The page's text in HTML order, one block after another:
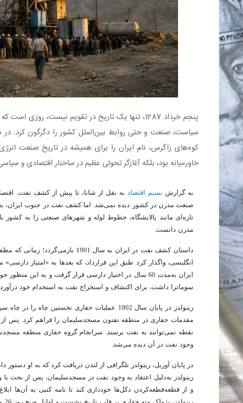
پنجم خرداد 1287، تنها یک تاریخ در تقویم نیست،
سیاست، صنعت و حتی روابط بین‌الملل کشور را دگرگون کرد.
کوه‌های زاگرس، نام ایران را برای همیشه در تاریخ صنعت
خاورمیانه بود، بلکه آغازگر تحولی عظیم در ساختار اقتصادی و
به گزارش نسیم اقتصاد به نقل از شانا، تا پیش از کشف نفت،
صنعت مدرن در کشور دیده نمی‌شد. اما کشف نفت در جنوب ایران،
تازه‌ای مانند پالایشگاه، خطوط لوله و شهرهای صنعتی را به کشور
مدرن دانست.
داستان کشف نفت در ایران به سال
انگلیسی، واگذار کرد. طبق این قرارداد، که بعدها به «امتیاز
ایران به‌مدت 60 سال در اختیار دارسی قرار گرفت و به این
سوماترا داشت، برای اکتشاف و استخراج نفت به استخدام خود
رینولدز در پایان سال 1902 عملیات حفاری
مقدمات حفاری در منطقه نفتون مسجدسلیمان را فراهم کرد. پس از
نقطه نمی‌توانند به نفت برسند. سرانجام گروه حفاری منطقه
وجود نفت در آن دیده می‌شد.
در پایان آوریل، رینولدز تلگرافی از لندن دریافت کرد که به او
رینولدز به‌دلیل اعتقاد به وجود نفت در مسجدسلیمان، پس از بحث با
و از قطعه‌قطعه‌کردن دکل‌ها خودداری‌ کند تا نامه کتبی به آن‌ها